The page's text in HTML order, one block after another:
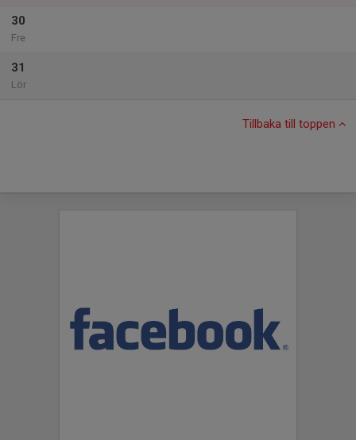
30
Fre
31
Lör
Tillbaka till toppen